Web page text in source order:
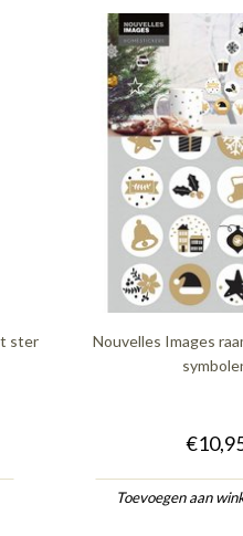
ster
Nouvelles Images
Toevoegen aan